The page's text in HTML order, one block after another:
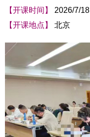
【开课时间】 2026/7/18
【开课地点】
北京